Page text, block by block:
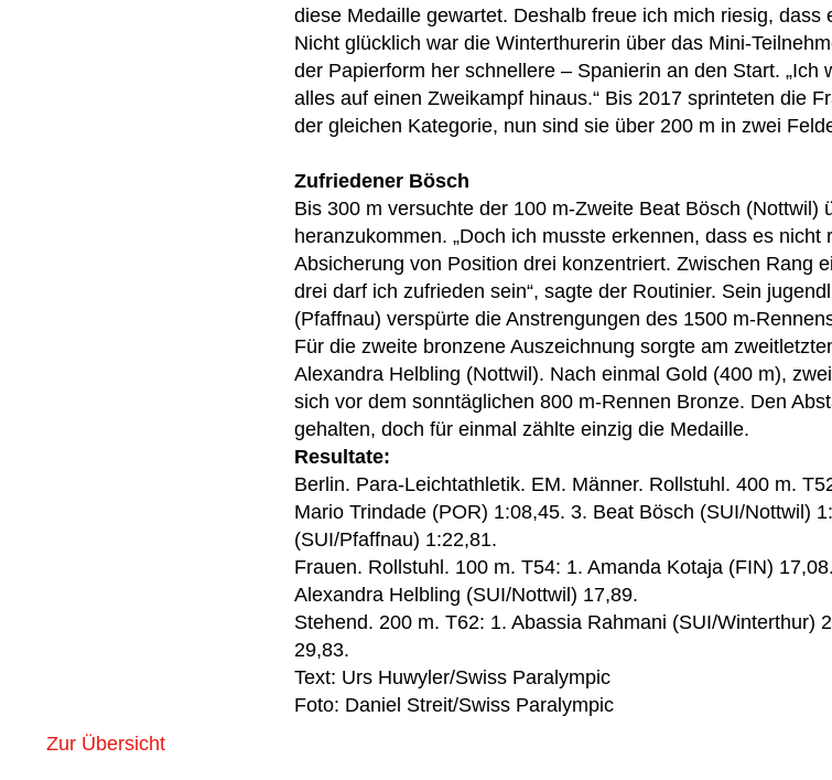
diese Medaille gewartet. Deshalb freue ich mich riesig, dass
Nicht glücklich war die Winterthurerin über das Mini-
der Papierform her schnellere – Spanierin an den Start.
alles auf einen Zweikampf hinaus.“ Bis 2017 sprinteten die
der gleichen Kategorie, nun sind sie über 200 m in zwei
Zufriedener Bösch
Bis 300 m versuchte der 100 m-Zweite Beat Bösch (Nottwil)
heranzukommen. „Doch ich musste erkennen, dass es
Absicherung von Position drei konzentriert. Zwischen Rang
drei darf ich zufrieden sein“, sagte der Routinier. Sein
(Pfaffnau) verspürte die Anstrengungen des 1500 m-
Für die zweite bronzene Auszeichnung sorgte am
Alexandra Helbling (Nottwil). Nach einmal Gold (400 m),
sich vor dem sonntäglichen 800 m-Rennen Bronze. Den
gehalten, doch für einmal zählte einzig die Medaille.
Resultate:
Berlin. Para-Leichtathletik. EM. Männer. Rollstuhl. 400 m.
Mario Trindade (POR) 1:08,45. 3. Beat Bösch (SUI/Nottwil)
(SUI/Pfaffnau) 1:22,81.
Frauen. Rollstuhl. 100 m. T54: 1. Amanda Kotaja (FIN)
Alexandra Helbling (SUI/Nottwil) 17,89.
Stehend. 200 m. T62: 1. Abassia Rahmani (SUI/Winterthur)
29,83.
Text: Urs Huwyler/Swiss Paralympic
Foto: Daniel Streit/Swiss Paralympic
Zur Übersicht